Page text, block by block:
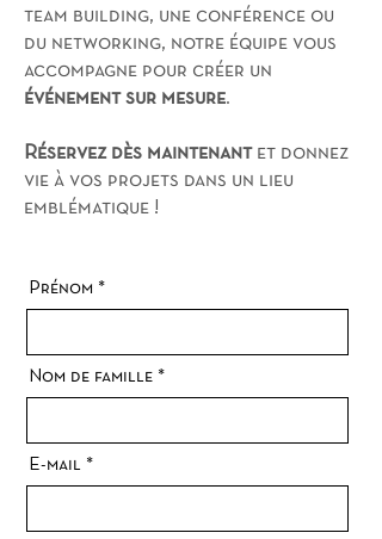
team building, une conférence ou
du networking, notre équipe vous
accompagne pour créer un
événement sur mesure.
Réservez dès maintenantet donnez
vie à vos projets dans un lieu
emblématique !
Prénom
Nom de famille
E-mail